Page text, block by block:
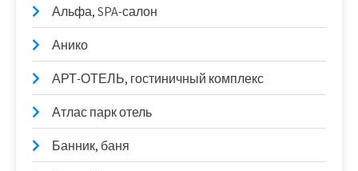
Альфа, SPA-салон
Анико
АРТ-ОТЕЛЬ, гостиничный комплекс
Атлас парк отель
Банник, баня